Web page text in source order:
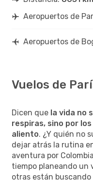
Aeropuertos de
Aeropuertos de
Vuelos de
Dicen que la vida no
respiras, sino por
aliento. ¿Y quién no
dejar atrás la rutina
aventura por
tiempo planeando un
otras están